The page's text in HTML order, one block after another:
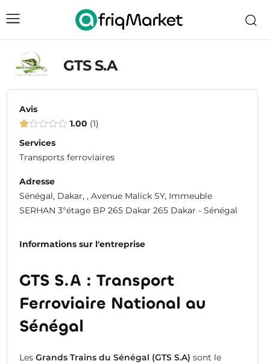
GTS S.A
Avis
1.00 1
Services
Transports ferroviaires
Adresse
Sénégal, Dakar, , Avenue Malick SY, Immeuble
SERHAN 3°étage BP 265 Dakar 265 Dakar - Sénégal
Informations sur l'entreprise
GTS S.A : Transport
Ferroviaire National au
Sénégal
Les Grands Trains du Sénégal (GTS S.A) sont le